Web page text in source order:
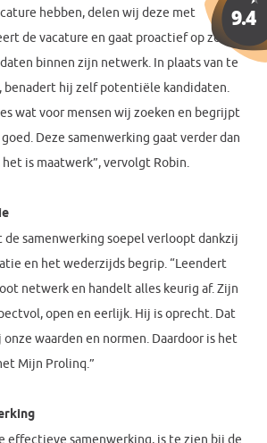
hebben, delen wij deze met
de vacature en gaat proactief op zoek
binnen zijn netwerk. In plaats van te
benadert hij zelf potentiële kandidaten.
wat voor mensen wij zoeken en begrijpt
Deze samenwerking gaat verder dan
is maatwerk”, vervolgt Robin.
de samenwerking soepel verloopt dankzij
en het wederzijds begrip. “Leendert
netwerk en handelt alles keurig af. Zijn
open en eerlijk. Hij is oprecht. Dat
waarden en normen. Daardoor is het
Mijn Prolinq.”